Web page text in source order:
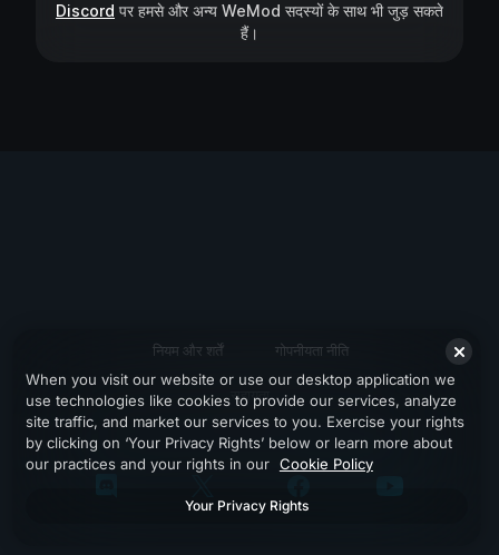
Discord पर हमसे और अन्य WeMod सदस्यों के साथ भी जुड़ सकते
हैं।
नियम और शर्तें गोपनीयता नीति
सहायता
When you visit our website or use our desktop application we
use technologies like cookies to provide our services, analyze
site traffic, and market our services to you. Exercise your rights
by clicking on ‘Your Privacy Rights’ below or learn more about
our practices and your rights in our Cookie Policy
Your Privacy Rights